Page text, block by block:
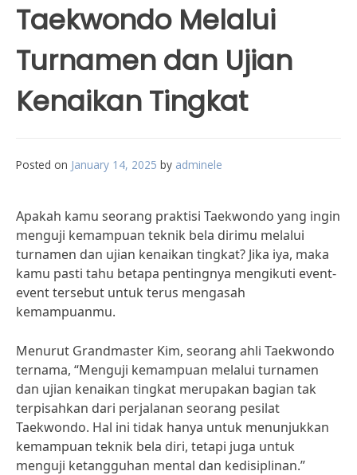
Taekwondo Melalui
Turnamen dan Ujian
Kenaikan Tingkat
Posted on January 14, 2025 by adminele
Apakah kamu seorang praktisi Taekwondo yang ingin
menguji kemampuan teknik bela dirimu melalui
turnamen dan ujian kenaikan tingkat? Jika iya, maka
kamu pasti tahu betapa pentingnya mengikuti event-
event tersebut untuk terus mengasah
kemampuanmu.
Menurut Grandmaster Kim, seorang ahli Taekwondo
ternama, “Menguji kemampuan melalui turnamen
dan ujian kenaikan tingkat merupakan bagian tak
terpisahkan dari perjalanan seorang pesilat
Taekwondo. Hal ini tidak hanya untuk menunjukkan
kemampuan teknik bela diri, tetapi juga untuk
menguji ketangguhan mental dan kedisiplinan.”